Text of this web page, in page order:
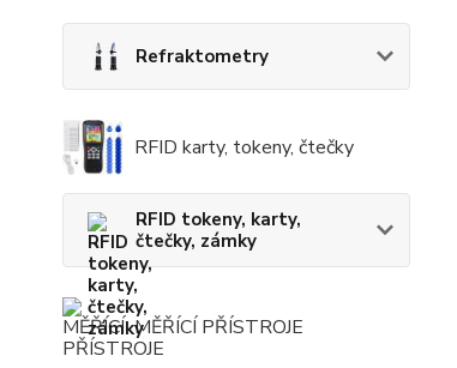
Refraktometry
RFID karty, tokeny, čtečky
RFID tokeny, karty,
čtečky, zámky
MĚŘÍCÍ PŘÍSTROJE